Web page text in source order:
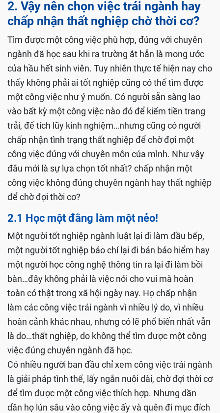
2. Vậy nên chọn việc trái ngành hay
chấp nhận thất nghiệp chờ thời cơ?
Tìm được một công việc phù hợp, đúng với chuyên
ngành đã học sau khi ra trường ắt hẳn là mong ước
của hầu hết sinh viên. Tuy nhiên thực tế hiện nay cho
thấy không phải ai tốt nghiệp cũng có thể tìm được
một công việc như ý muốn. Có người sẵn sàng lao
vào bất kỳ một công việc nào đó để kiếm tiền trang
trải, để tích lũy kinh nghiệm…nhưng cũng có người
chấp nhận tình trạng thất nghiệp để chờ đợi một
công việc đúng với chuyên môn của mình. Như vậy
đâu mới là sự lựa chọn tốt nhất? chấp nhận một
công việc không đúng chuyên ngành hay thất nghiệp
để chờ đợi thời cơ?
2.1 Học một đằng làm một nẻo!
Một người tốt nghiệp ngành luật lại đi làm đầu bếp,
một người tốt nghiệp báo chí lại đi bán bảo hiểm hay
một người học công nghệ thông tin ra lại đi làm bồi
bàn…đây không phải là việc nói cho vui mà hoàn
toàn có thật trong xã hội ngày nay. Họ chấp nhận
làm các công việc trái ngành vì nhiều lý do, vì nhiều
hoàn cảnh khác nhau, nhưng có lẽ phổ biến nhất vẫn
là do…thất nghiệp, do không thể tìm được một công
việc đúng chuyên ngành đã học.
Có nhiều người ban đầu chỉ xem công việc trái ngành
là giải pháp tình thế, lấy ngắn nuôi dài, chờ đợi thời cơ
để tìm được một công việc thích hợp. Nhưng dần
dần họ lún sâu vào công việc ấy và quên đi mục đích